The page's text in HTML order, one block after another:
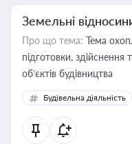
Земельні
Про що тема: Тема
підготовки, здійснення
об’єктів будівництва
Будівельна діяльність